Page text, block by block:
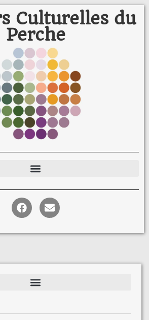
Culturelles du
Perche